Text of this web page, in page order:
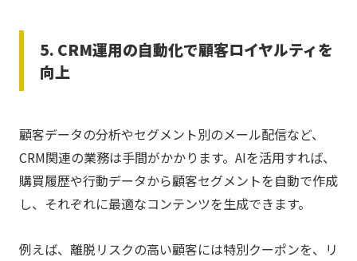
5. CRM運用の自動化で顧客ロイヤルティを
向上
顧客データの分析やセグメント別のメール配信など、
CRM関連の業務は手間がかかります。AIを活用すれば、
購買履歴や行動データから顧客セグメントを自動で作成
し、それぞれに最適なコンテンツを生成できます。
例えば、離脱リスクの高い顧客には特別クーポンを、リ